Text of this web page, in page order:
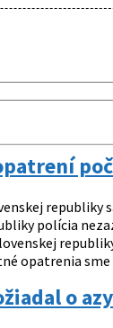
republiky
polícia
opatrenia
o